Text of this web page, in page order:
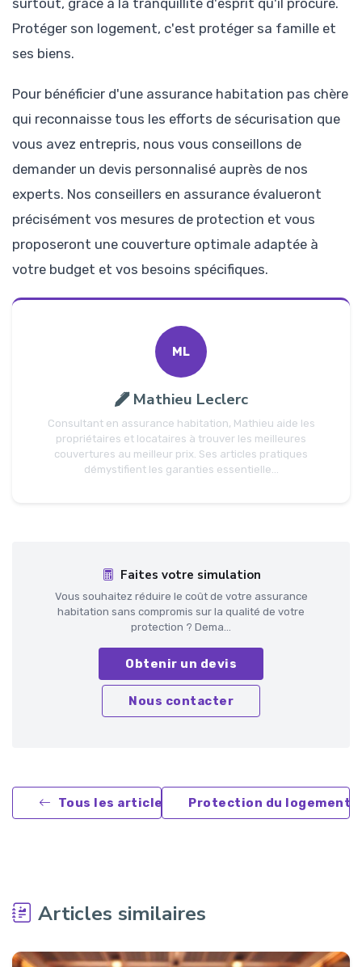
Protéger son logement, c'est protéger sa famille et
ses biens.
Pour bénéficier d'une assurance habitation pas chère
qui reconnaisse tous les efforts de sécurisation que
vous avez entrepris, nous vous conseillons de
demander un devis personnalisé auprès de nos
experts. Nos conseillers en assurance évalueront
précisément vos mesures de protection et vous
proposeront une couverture optimale adaptée à
votre budget et vos besoins spécifiques.
ML
Mathieu Leclerc
Consultant en assurance habitation, Mathieu aide les
propriétaires et locataires à trouver les meilleures
couvertures au meilleur prix. Ses articles pratiques
démystifient les garanties essentielle...
Faites votre simulation
Vous souhaitez réduire le coût de votre assurance
habitation sans compromis sur la qualité de votre
protection ? Dema...
Obtenir un devis
Nous contacter
Tous les articles Protection du logement
Articles similaires